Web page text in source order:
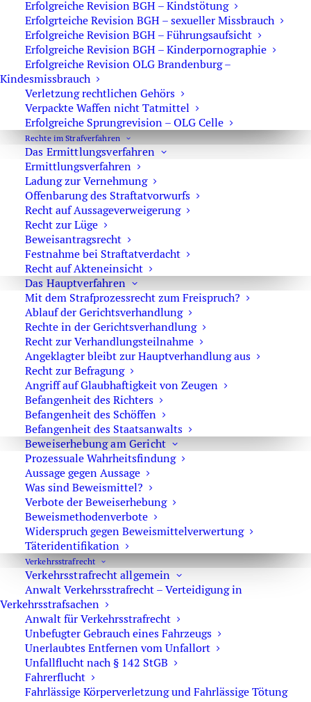
Erfolgreiche Revision BGH – Kindstötung
Erfolgrteiche Revision BGH – sexueller Missbrauch
Erfolgreiche Revision BGH – Führungsaufsicht
Erfolgreiche Revision BGH – Kinderpornographie
Erfolgreiche Revision OLG Brandenburg –
Kindesmissbrauch
Verletzung rechtlichen Gehörs
Verpackte Waffen nicht Tatmittel
Erfolgreiche Sprungrevision – OLG Celle
Rechte im Strafverfahren
Das Ermittlungsverfahren
Ermittlungsverfahren
Ladung zur Vernehmung
Offenbarung des Straftatvorwurfs
Recht auf Aussageverweigerung
Recht zur Lüge
Beweisantragsrecht
Festnahme bei Straftatverdacht
Recht auf Akteneinsicht
Das Hauptverfahren
Mit dem Strafprozessrecht zum Freispruch?
Ablauf der Gerichtsverhandlung
Rechte in der Gerichtsverhandlung
Recht zur Verhandlungsteilnahme
Angeklagter bleibt zur Hauptverhandlung aus
Recht zur Befragung
Angriff auf Glaubhaftigkeit von Zeugen
Befangenheit des Richters
Befangenheit des Schöffen
Befangenheit des Staatsanwalts
Beweiserhebung am Gericht
Prozessuale Wahrheitsfindung
Aussage gegen Aussage
Was sind Beweismittel?
Verbote der Beweiserhebung
Beweismethodenverbote
Widerspruch gegen Beweismittelverwertung
Täteridentifikation
Verkehrs­strafrecht
Verkehrsstrafrecht allgemein
Anwalt Verkehrsstrafrecht – Verteidigung in
Verkehrsstrafsachen
Anwalt für Verkehrsstrafrecht
Unbefugter Gebrauch eines Fahrzeugs
Unerlaubtes Entfernen vom Unfallort
Unfallflucht nach § 142 StGB
Fahrerflucht
Fahrlässige Körperverletzung und Fahrlässige Tötung
BEITRÄGE AUS DER RUBRIK "NEWS"
NCMEC-Meldung und IP-Adresse – Reicht das für eine
Hausdurchsuchung?
(28. Juni 2026)
Aus Mord wurde gefährliche Körperverletzung
(1. Juni 2022)
Keine Untersuchungshaft bei Verdacht des schweren
sexuellen Missbrauchs
(21. Dezember 2019)
Haftbefehlsaufhebung im Chemnitzer
Totschlagsprozess beendet Freiheitsberaubung
(18. September 2018)
Der Kannibale und die Rechtsfolgenlösung
(23. April 2018)
Richter gurkt gegen Richtervorbehalt
(27. März 2018)
Ehrenmord und KaDeWe-Raub vor Gericht
(15. November 2016)
Befangenheitsantrag gegen Richter im Weidener
Mordprozess
(24. Oktober 2016)
LG Weiden: Misshandlung und Totschlag eines
neunjährigen Jungen?
(11. Oktober 2016)
II. I. Instanz nach Urteilsaufhebung in
Kindstötungsprozess beginnt
(6. Oktober 2015)
Amtsgericht Tiergarten verschlampt Antrag auf
Haftverschonung
(13. August 2014)
Abschaffung der lebenslangen Freiheitsstrafe gefordert
(24. März 2014)